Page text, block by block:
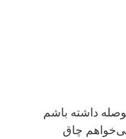
داشته باشم
چاق